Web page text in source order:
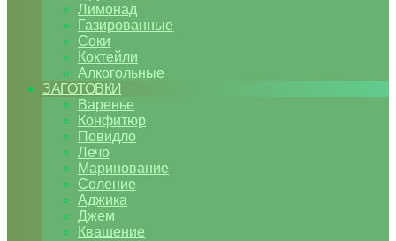
Лимонад
Газированные
Соки
Коктейли
Алкогольные
ЗАГОТОВКИ
Варенье
Конфитюр
Повидло
Лечо
Маринование
Соление
Аджика
Джем
Квашение